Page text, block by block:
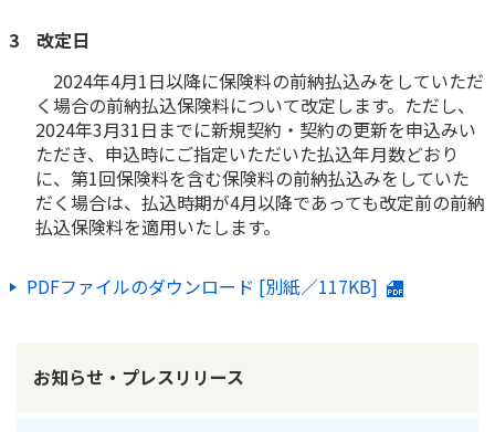
各種サービス・お知らせ
かんぽプラチナライフサービス
ご契約のしおり・約款（Web約款）
お問い合わせ
ご契約手続きの流れ
保険料のお払込方法
保険用語集
お問い合わせ
かんぽアプリ～かんぽの健康と安心を手のひらに～
すこやか健康ラボ
ラジオ体操・みんなの体操
かんぽ生命のサステナビリティ
3 改定日
2024年4月1日以降に保険料の前納払込みをしていただ
く場合の前納払込保険料について改定します。ただし、
2024年3月31日までに新規契約・契約の更新を申込みい
ただき、申込時にご指定いただいた払込年月数どおり
に、第1回保険料を含む保険料の前納払込みをしていた
だく場合は、払込時期が4月以降であっても改定前の前納
払込保険料を適用いたします。
PDFファイルのダウンロード [別紙／117KB]
お知らせ・プレスリリース